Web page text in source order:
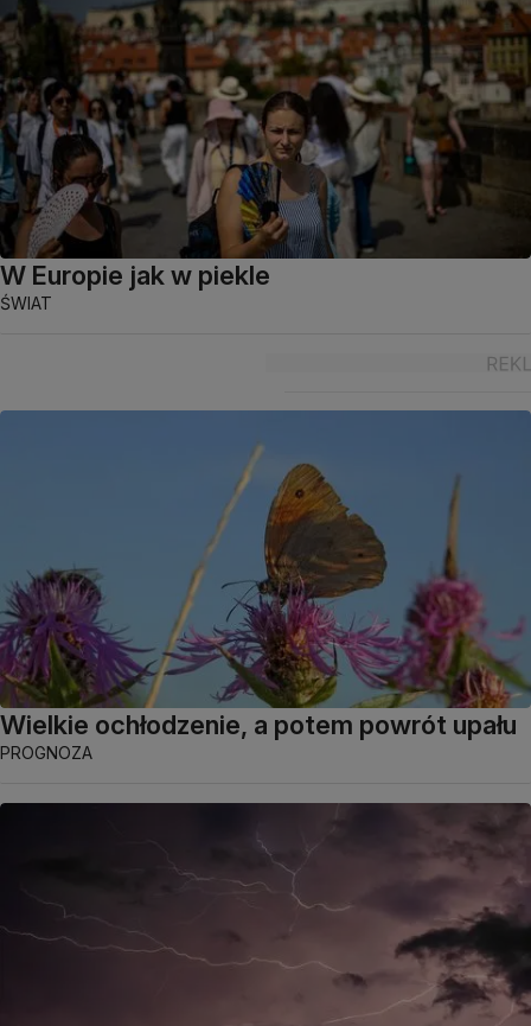
W Europie jak w piekle
ŚWIAT
Wielkie ochłodzenie, a potem powrót upału
PROGNOZA